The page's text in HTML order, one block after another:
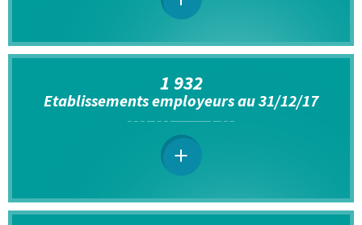
1 932
Etablissements employeurs au 31/12/17